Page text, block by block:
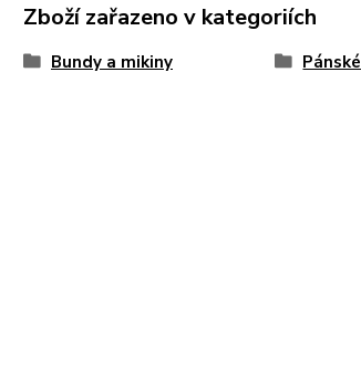
Zboží zařazeno v kategoriích
Bundy a mikiny Pánské